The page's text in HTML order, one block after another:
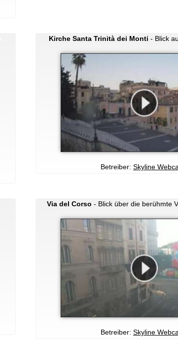
Kirche Santa Trinità dei Monti - Blick
Betreiber: Skyline
Via del Corso - Blick über die berühmte
Betreiber: Skyline